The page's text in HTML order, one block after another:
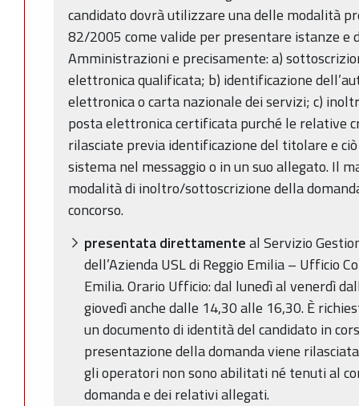
candidato dovrà utilizzare una delle modalità
82/2005 come valide per presentare istanze e
Amministrazioni e precisamente: a)
elettronica qualificata; b) identificazione
elettronica o carta nazionale dei servizi; c)
posta elettronica certificata purché le relative
rilasciate previa identificazione del titolare e
sistema nel messaggio o in un suo allegato. Il
modalità di inoltro/sottoscrizione della
concorso.
presentata direttamenteal Servizio
dell’Azienda USL di Reggio Emilia – Ufficio
Emilia. Orario Ufficio: dal lunedì al venerdì
giovedì anche dalle 14,30 alle 16,30. È
un documento di identità del candidato in
presentazione della domanda viene
gli operatori non sono abilitati né tenuti al
domanda e dei relativi allegati.